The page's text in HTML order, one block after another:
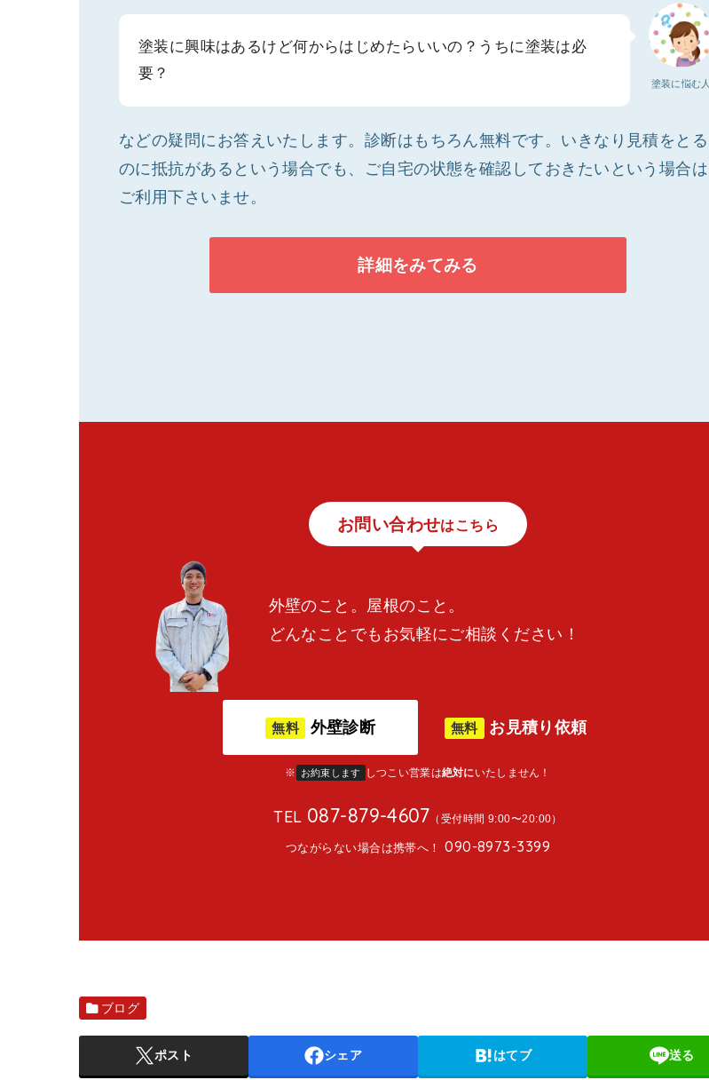
塗装に悩む人
塗装に興味はあるけど何からはじめたらいいの？うちに塗装は必
要？
などの疑問にお答えいたします。診断はもちろん無料です。いきなり見積をとる
のに抵抗があるという場合でも、ご自宅の状態を確認しておきたいという場合は
ご利用下さいませ。
詳細をみてみる
お問い合わせはこちら
外壁のこと。屋根のこと。
どんなことでもお気軽にご相談ください！
無料 外壁診断 無料 お見積り依頼
※ お約束します しつこい営業は絶対に いたしません！
TEL 087-879-4607 （受付時間 9:00〜20:00）
つながらない場合は携帯へ！ 090-8973-3399
ブログ
ポスト シェア はてブ 送る